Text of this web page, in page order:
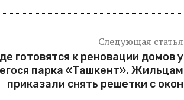
Следующая статья
готовятся к реновации домов у
парка «Ташкент». Жильцам
приказали снять решетки с окон